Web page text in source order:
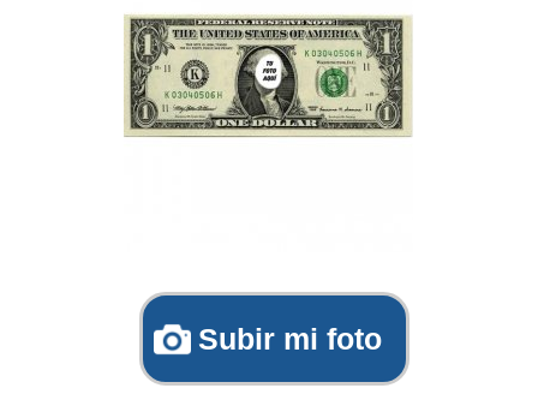
Subir mi foto